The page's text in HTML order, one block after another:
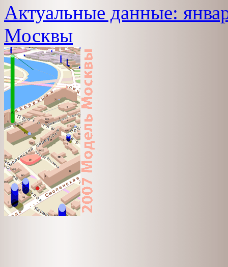
Актуальные данные:
Москвы